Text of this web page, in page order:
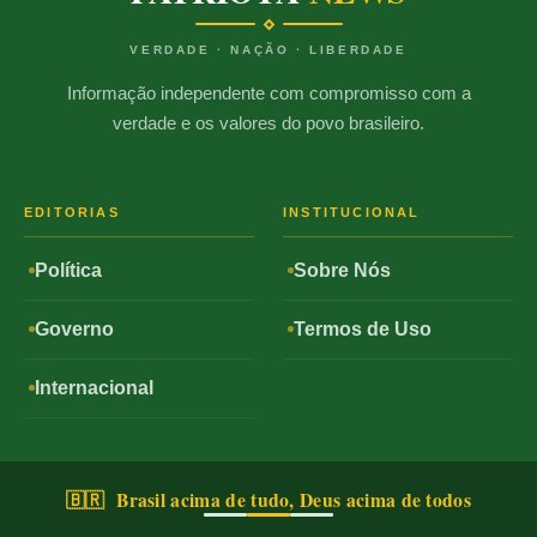
VERDADE · NAÇÃO · LIBERDADE
Informação independente com compromisso com a
verdade e os valores do povo brasileiro.
EDITORIAS
Política
Governo
Internacional
INSTITUCIONAL
Sobre Nós
Termos de Uso
🇧🇷 Brasil acima de tudo, Deus acima de todos